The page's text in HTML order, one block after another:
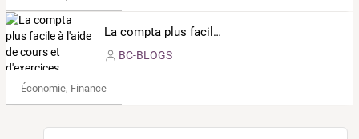
La compta plus facile à l'aide de cours et d'exercices corrigés.
BC-BLOGS
Économie, Finance & Droit